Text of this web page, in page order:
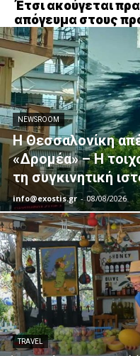
Έτσι ακούγεται
απόγευμα στους
NEWSROOM
Η Θεσσαλονίκη
«Δρομέα» – Η
τη συγκινητική
info@exostis.gr - 08/08/2026
TRAVEL